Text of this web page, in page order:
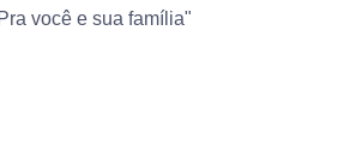
você e sua família"